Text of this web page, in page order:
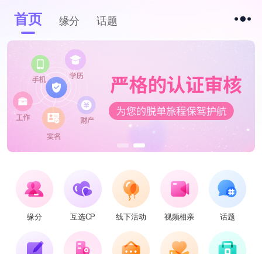
首页 缘分 话题
缘分 互选CP 线下活动 视频相亲 话题